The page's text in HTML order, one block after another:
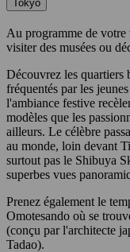
Tokyo
Au programme de
visiter des musées ou
Découvrez les quartiers
fréquentés par les
l'ambiance festive
modèles que les
ailleurs. Le célèbre
au monde, loin devant
surtout pas le Shibuya
superbes vues
Prenez également le
Omotesando où se
(conçu par l'architecte
Tadao).